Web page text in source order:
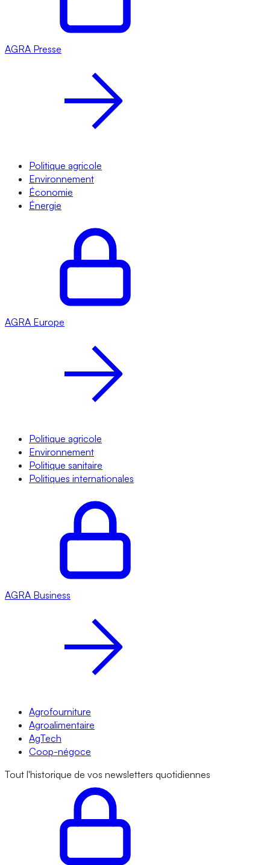
AGRA Presse
Politique agricole
Environnement
Économie
Énergie
AGRA Europe
Politique agricole
Environnement
Politique sanitaire
Politiques internationales
AGRA Business
Agrofourniture
Agroalimentaire
AgTech
Coop-négoce
Tout l'historique de vos newsletters quotidiennes